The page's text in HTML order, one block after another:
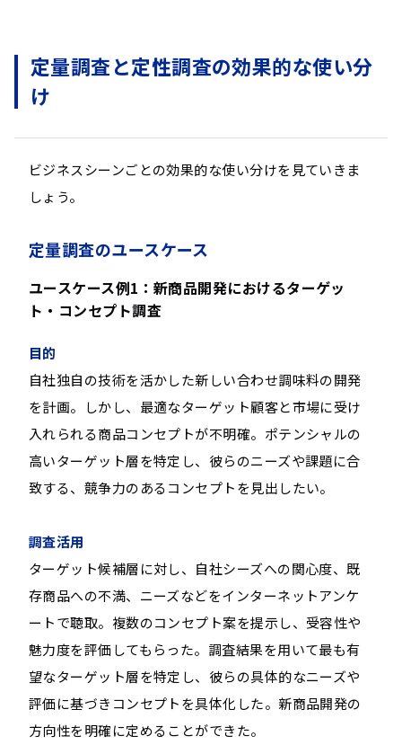
定量調査と定性調査の効果的な使い分
け
ビジネスシーンごとの効果的な使い分けを見ていきま
しょう。
定量調査のユースケース
ユースケース例1：新商品開発におけるターゲッ
ト・コンセプト調査
目的
自社独自の技術を活かした新しい合わせ調味料の開発
を計画。しかし、最適なターゲット顧客と市場に受け
入れられる商品コンセプトが不明確。ポテンシャルの
高いターゲット層を特定し、彼らのニーズや課題に合
致する、競争力のあるコンセプトを見出したい。
調査活用
ターゲット候補層に対し、自社シーズへの関心度、既
存商品への不満、ニーズなどをインターネットアンケ
ートで聴取。複数のコンセプト案を提示し、受容性や
魅力度を評価してもらった。調査結果を用いて最も有
望なターゲット層を特定し、彼らの具体的なニーズや
評価に基づきコンセプトを具体化した。新商品開発の
方向性を明確に定めることができた。